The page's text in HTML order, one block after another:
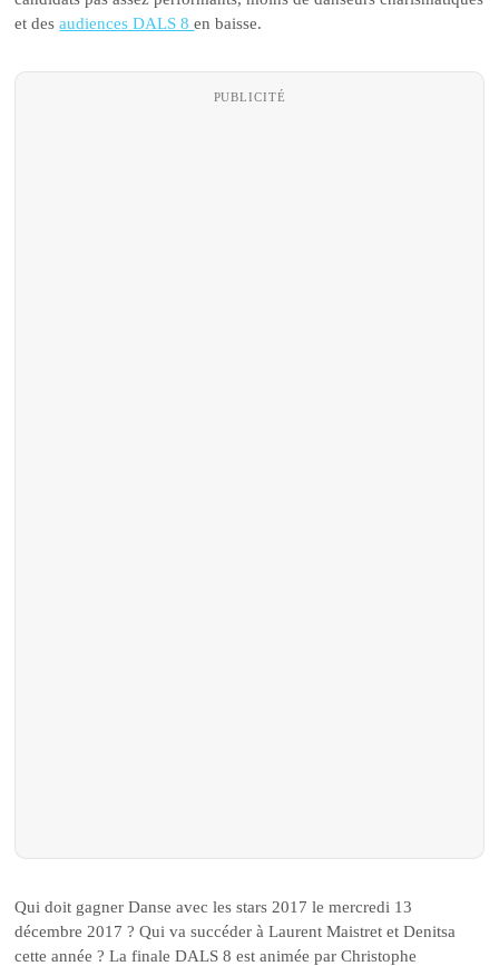
et desaudiences DALS 8en baisse.
PUBLICITÉ
Qui doit gagner Danse avec les stars 2017 le mercredi 13
décembre 2017 ? Qui va succéder à Laurent Maistret et Denitsa
cette année ? La finale DALS 8 est animée par Christophe